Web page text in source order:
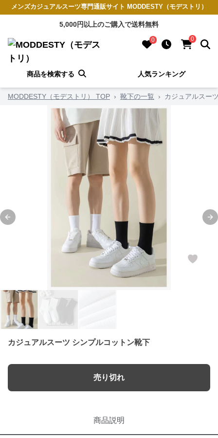
メンズカジュアルスーツ専門通販サイト MODDESTY（モデストリ）
5,000円以上のご購入で送料無料
0 0
商品を検索する 人気ランキング
MODDESTY（モデストリ） TOP › 靴下の一覧 › カジュアルスー
Previous slide
カジュアルスーツ シンプルコットン靴下
売り切れ
商品説明